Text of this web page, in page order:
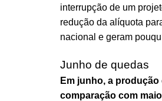
interrupção de um
redução da alíquota
nacional e geram
Junho de quedas
Em junho, a
comparação com